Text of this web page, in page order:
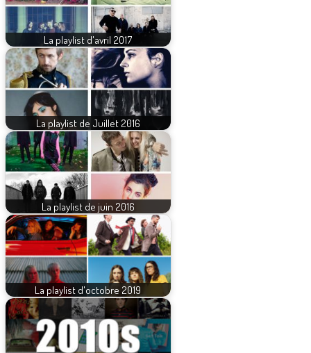
La playlist d'avril 2017
La playlist de Juillet 2016
La playlist de juin 2016
La playlist d'octobre 2019